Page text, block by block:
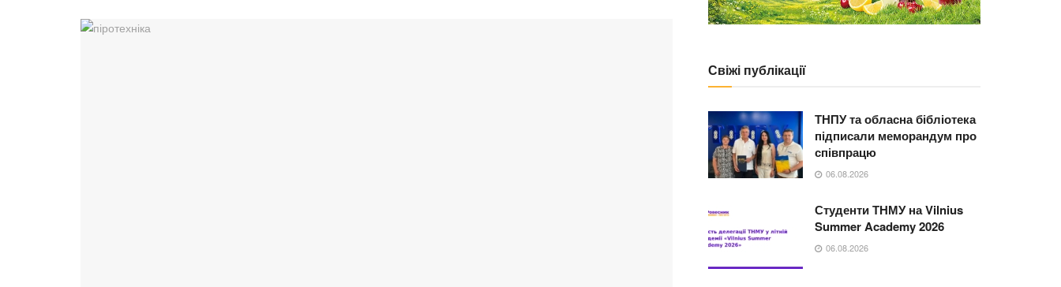
Свіжі публікації
ТНПУ та обласна бібліотека
підписали меморандум про
співпрацю
06.08.2026
Студенти ТНМУ на Vilnius
Summer Academy 2026
06.08.2026